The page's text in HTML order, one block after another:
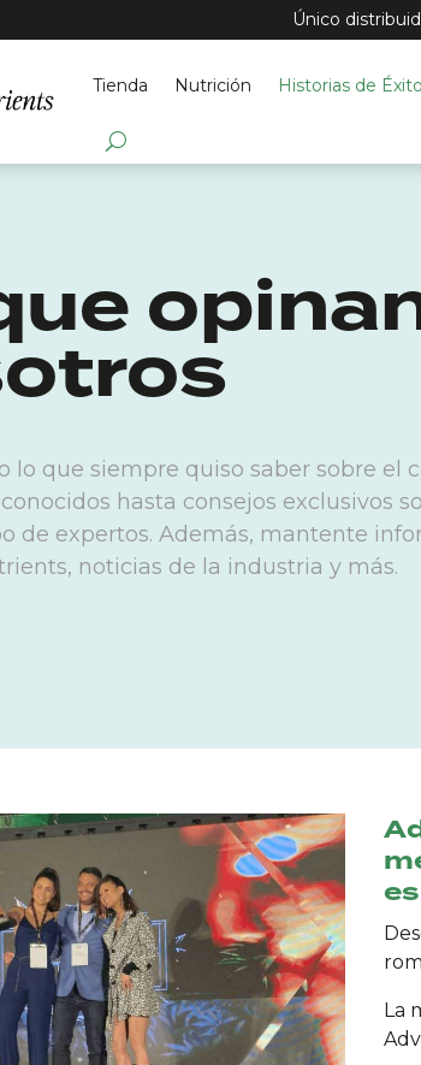
Único
Tienda Nutrición Historias de Éxito
lo que siempre quiso saber sobre el
hasta consejos exclusivos
de expertos. Además, mantente
noticias de la industria y más.
La